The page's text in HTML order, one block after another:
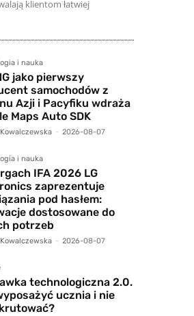
klientom łatwiej
i nauka
jako pierwszy
samochodów z
Azji i Pacyfiku wdraża
Maps Auto SDK
- 2026-08-07
i nauka
IFA 2026 LG
zaprezentuje
pod hasłem:
dostosowane do
potrzeb
- 2026-08-07
technologiczna 2.0.
ucznia i nie